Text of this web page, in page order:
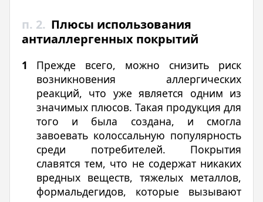
п. 2. Плюсы использования
антиаллергенных покрытий
Прежде всего, можно снизить риск
возникновения аллергических
реакций, что уже является одним из
значимых плюсов. Такая продукция для
того и была создана, и смогла
завоевать колоссальную популярность
среди потребителей. Покрытия
славятся тем, что не содержат никаких
вредных веществ, тяжелых металлов,
формальдегидов, которые вызывают